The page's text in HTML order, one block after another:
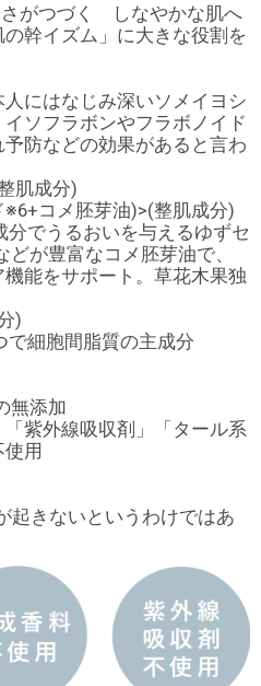
がつづく しなやかな肌へ
幹イズム」に大きな役割を
にはなじみ深いソメイヨシ
ソフラボンやフラボノイド
防などの効果があると言わ
肌成分)
コメ胚芽油)>(整肌成分)
でうるおいを与えるゆずセ
が豊富なコメ胚芽油で、
能をサポート。草花木果独
)
で細胞間脂質の主成分
無添加
「紫外線吸収剤」「タール系
用
起きないというわけではあ